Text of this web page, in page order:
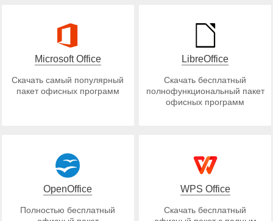
Microsoft Office
Скачать самый популярный
пакет офисных программ
LibreOffice
Скачать бесплатный
полнофункциональный пакет
офисных программ
OpenOffice
Полностью бесплатный
WPS Office
Скачать бесплатный